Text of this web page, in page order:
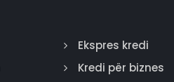
Ekspres kredi
Kredi për biznes